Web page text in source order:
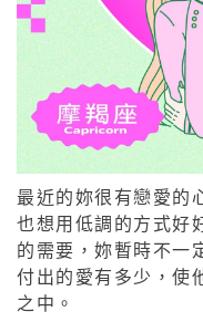
最近的妳很有戀愛的
也想用低調的方式好
的需要，妳暫時不一
付出的愛有多少，使
之中。